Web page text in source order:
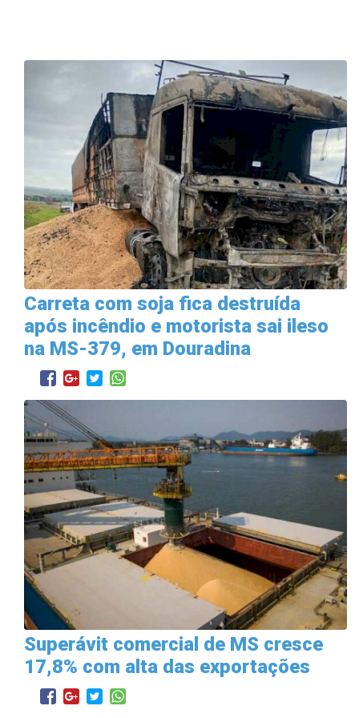
Carreta com soja fica destruída
após incêndio e motorista sai ileso
na MS-379, em Douradina
Superávit comercial de MS cresce
17,8% com alta das exportações